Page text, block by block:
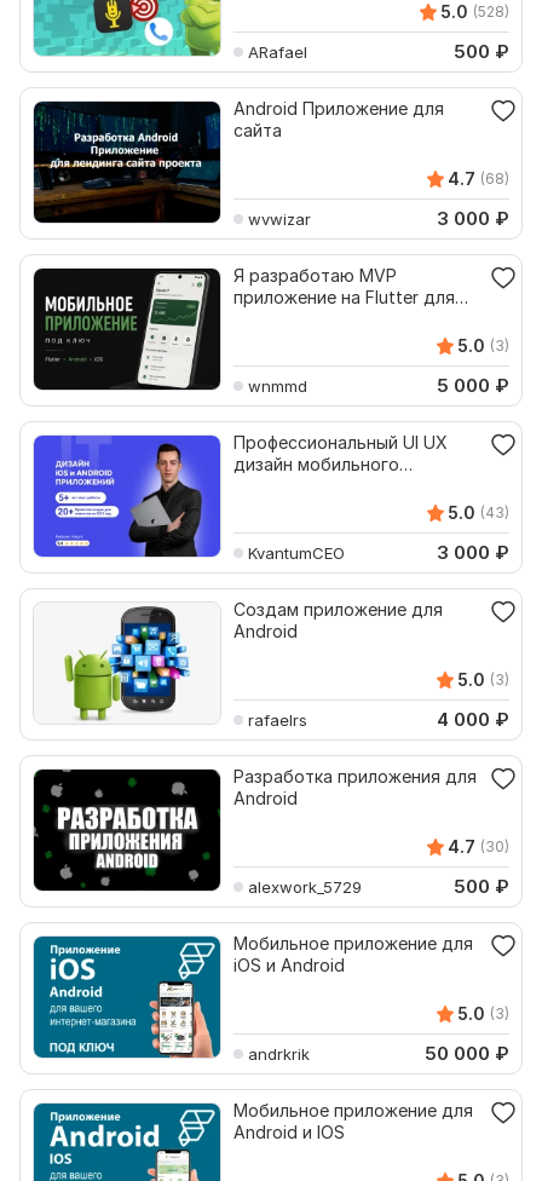
5.0 (528)
ARafael 500 ₽
Android Приложение для
сайта
4.7 (68)
wvwizar 3 000 ₽
Я разработаю MVP
приложение на Flutter для
5.0 (3)
wnmmd 5 000 ₽
Профессиональный UI UX
дизайн мобильного
5.0 (43)
KvantumCEO 3 000 ₽
Создам приложение для
Android
5.0 (3)
rafaelrs 4 000 ₽
Разработка приложения для
Android
4.7 (30)
alexwork_5729 500 ₽
Мобильное приложение для
iOS и Android
5.0 (3)
andrkrik 50 000 ₽
Мобильное приложение для
Android и IOS